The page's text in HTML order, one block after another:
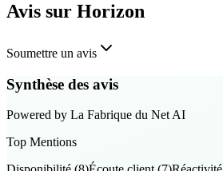
Avis sur Horizon
Soumettre un avis
Synthèse des avis
Powered by La Fabrique du NetAI
Top Mentions